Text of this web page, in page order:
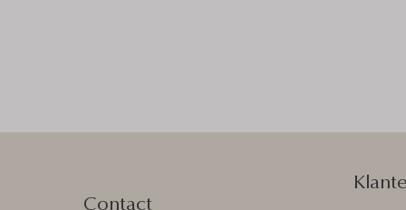
Contact